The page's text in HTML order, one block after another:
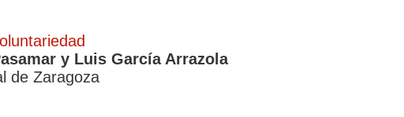
y Luis García Arrazola
de Zaragoza